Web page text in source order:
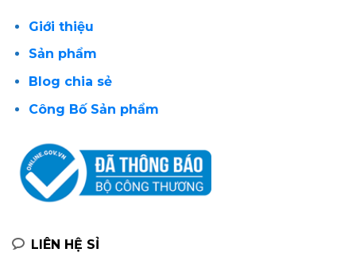
Giới thiệu
Sản phẩm
Blog chia sẻ
Công Bố Sản phẩm
LIÊN HỆ SỈ